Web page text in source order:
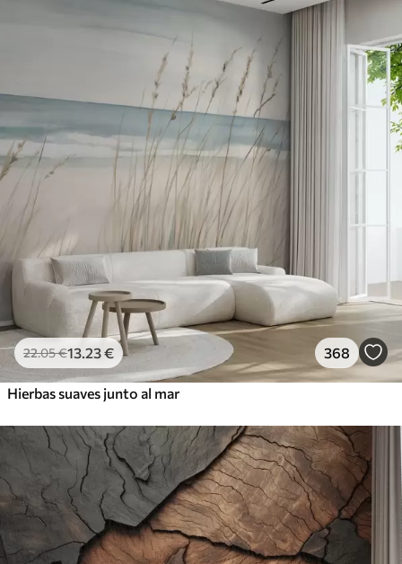
22.05€13.23€ 368
Hierbas suaves junto al mar